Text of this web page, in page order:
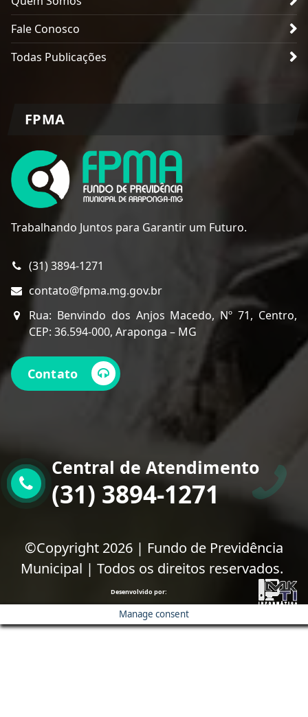
Fale Conosco
Todas Publicações
FPMA
Trabalhando Juntos para Garantir um Futuro.
(31) 3894-1271
contato@fpma.mg.gov.br
Rua: Benvindo dos Anjos Macedo, Nº 71, Centro,
CEP: 36.594-000, Araponga – MG
Contato
Central de Atendimento
(31) 3894-1271
©Copyright 2026 | Fundo de Previdência
Municipal | Todos os direitos reservados.
Desenvolvido por:
Manage consent